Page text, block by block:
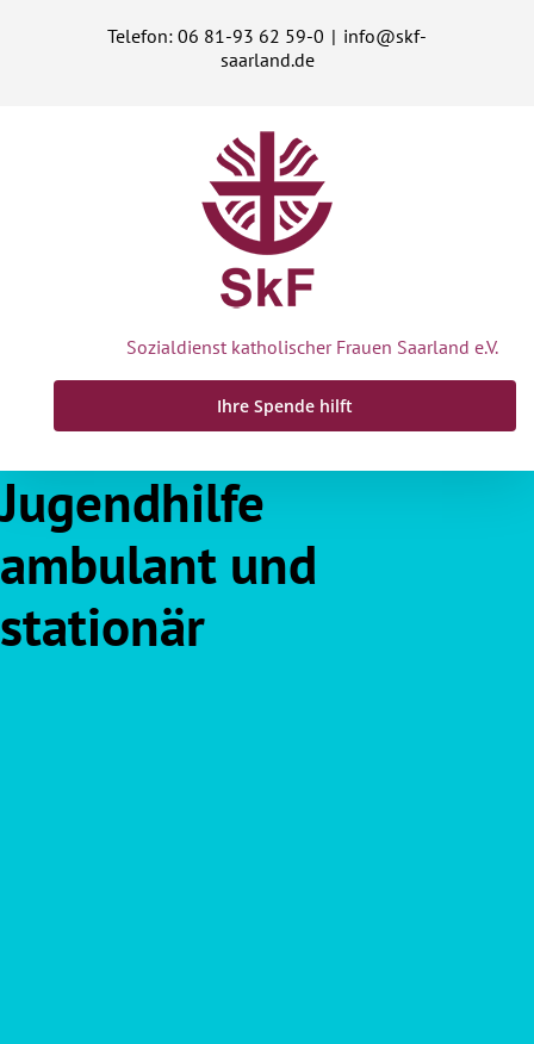
Telefon: 06 81-93 62 59-0 | info@skf-
saarland.de
Sozialdienst katholischer Frauen Saarland e.V.
Ihre Spende hilft
Jugendhilfe
ambulant und
stationär